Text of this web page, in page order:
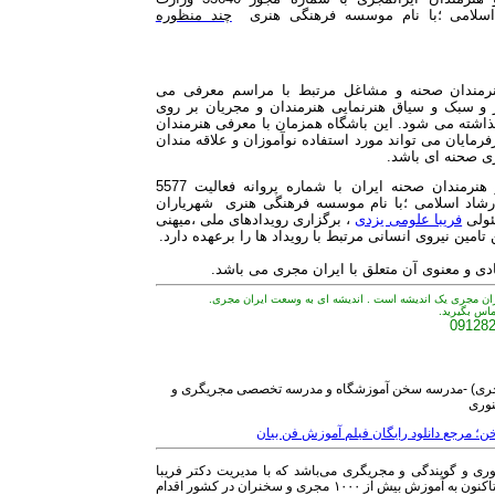
؛با نام موسسه فرهنگی هنری چند منظوره
صحنه و مشاغل مرتبط با مراسم معرفی می
و سبک و سیاق هنرنمایی هنرمندان و مجریان بر روی
می شود. این باشگاه همزمان با معرفی هنرمندان
می تواند مورد استفاده نوآموزان و علاقه مندان
صحنه ای باشد.
باشگاه مجریان و هنرمندان صحنه ایران با شماره پروانه فعالیت 5577
اسلامی ؛با نام موسسه فرهنگی هنری شهریاران
فریبا علومی یزدی، برگزاری رویدادهای ملی ،میهنی
نیروی انسانی مرتبط با رویداد ها را برعهده دارد.
و معنوی آن متعلق با ایران مجری می باشد.
مجری یک اندیشه است . اندیشه ای به وسعت ایران مجری.
بگیرید.
-مدرسه سخن آموزشگاه و مدرسه تخصصی مجریگری و
مرجع دانلود رایگان فیلم آموزش فن بیان
و گویندگی و مجریگری می‌باشد که با مدیریت دکتر فریبا
علومی یزدی و مجوز رسمی از وزارت فرهنگ و ارشاد اسلامی تاکنون به آموزش بیش از ۱۰۰۰ مجری و سخنران در کشور اقدام